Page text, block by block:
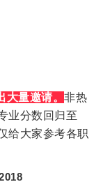
大量邀请。非热
业分数回归至
给大家参考各职